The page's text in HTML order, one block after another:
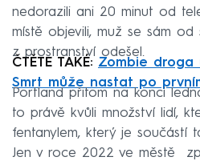
nedorazili ani 20 minut od
místě objevili, muž se sám
z prostranství odešel.
ČTĚTE TAKÉ: Zombie droga
Smrt může nastat po
Portland přitom na konci
to právě kvůli množství lidí,
fentanylem, který je součástí
Jen v roce 2022 ve městě